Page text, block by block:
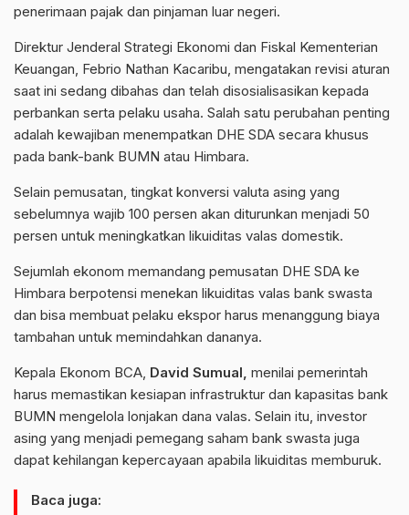
penerimaan pajak dan pinjaman luar negeri.
Direktur Jenderal Strategi Ekonomi dan Fiskal Kementerian
Keuangan, Febrio Nathan Kacaribu, mengatakan revisi aturan
saat ini sedang dibahas dan telah disosialisasikan kepada
perbankan serta pelaku usaha. Salah satu perubahan penting
adalah kewajiban menempatkan DHE SDA secara khusus
pada bank-bank BUMN atau Himbara.
Selain pemusatan, tingkat konversi valuta asing yang
sebelumnya wajib 100 persen akan diturunkan menjadi 50
persen untuk meningkatkan likuiditas valas domestik.
Sejumlah ekonom memandang pemusatan DHE SDA ke
Himbara berpotensi menekan likuiditas valas bank swasta
dan bisa membuat pelaku ekspor harus menanggung biaya
tambahan untuk memindahkan dananya.
Kepala Ekonom BCA, David Sumual, menilai pemerintah
harus memastikan kesiapan infrastruktur dan kapasitas bank
BUMN mengelola lonjakan dana valas. Selain itu, investor
asing yang menjadi pemegang saham bank swasta juga
dapat kehilangan kepercayaan apabila likuiditas memburuk.
Baca juga: